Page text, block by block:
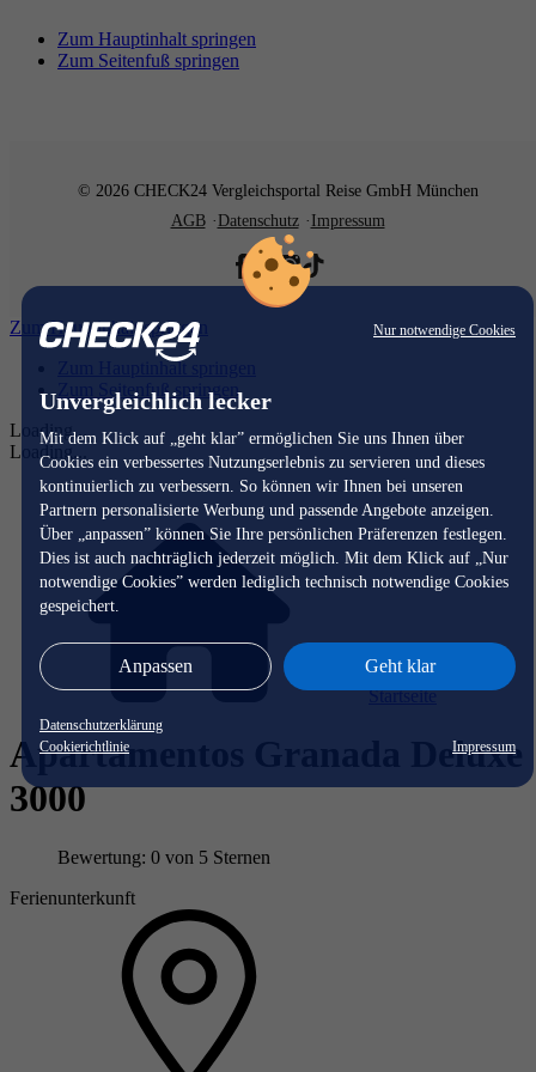
Nur notwendige Cookies
Unvergleichlich lecker
Mit dem Klick auf „geht klar” ermöglichen Sie uns Ihnen über
Cookies ein verbessertes Nutzungserlebnis zu servieren und dieses
kontinuierlich zu verbessern. So können wir Ihnen bei unseren
Partnern personalisierte Werbung und passende Angebote anzeigen.
Über „anpassen” können Sie Ihre persönlichen Präferenzen festlegen.
Dies ist auch nachträglich jederzeit möglich. Mit dem Klick auf „Nur
notwendige Cookies” werden lediglich technisch notwendige Cookies
gespeichert.
Anpassen Geht klar
Datenschutzerklärung
Cookierichtlinie
Impressum
Zum Hauptinhalt springen
Zum Seitenfuß springen
© 2026 CHECK24 Vergleichsportal Reise GmbH München
AGB
Datenschutz Impressum
Zum Hauptinhalt springen
Zum Hauptinhalt springen
Zum Seitenfuß springen
Loading...
Loading...
Startseite
Apartamentos Granada Deluxe
3000
Bewertung: 0 von 5 Sternen
Ferienunterkunft